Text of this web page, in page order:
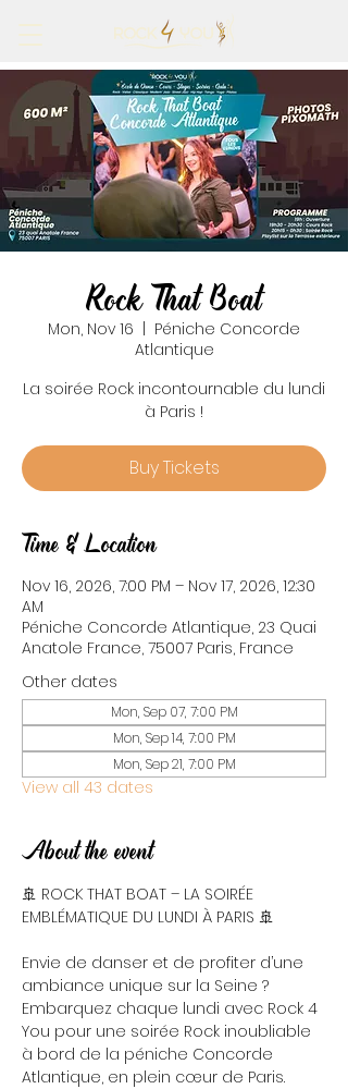
Rock That Boat
Mon, Nov 16
Péniche Concorde
Atlantique
La soirée Rock incontournable du lundi
à Paris !
Buy Tickets
Time & Location
Nov 16, 2026, 7:00 PM – Nov 17, 2026, 12:30
AM
Péniche Concorde Atlantique, 23 Quai
Anatole France, 75007 Paris, France
Other dates
Mon, Sep 07, 7:00 PM
Mon, Sep 14, 7:00 PM
Mon, Sep 21, 7:00 PM
View all 43 dates
About the event
🚢 ROCK THAT BOAT – LA SOIRÉE
EMBLÉMATIQUE DU LUNDI À PARIS 🚢
Envie de danser et de profiter d’une
ambiance unique sur la Seine ?
Embarquez chaque lundi avec Rock 4
You pour une soirée Rock inoubliable
à bord de la péniche Concorde
Atlantique, en plein cœur de Paris.